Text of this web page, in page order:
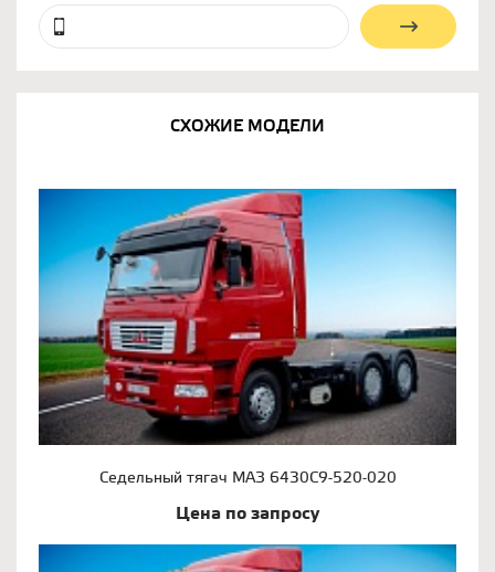
СХОЖИЕ МОДЕЛИ
Седельный тягач МАЗ 6430С9-520-020
Цена по запросу